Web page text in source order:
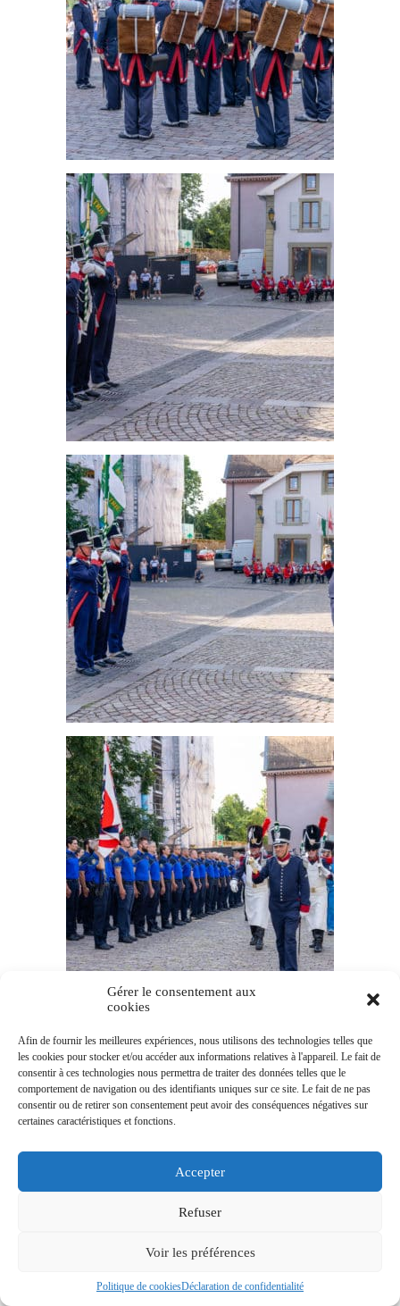
Gérer le consentement aux
cookies
Afin de fournir les meilleures expériences, nous utilisons des technologies telles que
les cookies pour stocker et/ou accéder aux informations relatives à l'appareil. Le fait de
consentir à ces technologies nous permettra de traiter des données telles que le
comportement de navigation ou des identifiants uniques sur ce site. Le fait de ne pas
consentir ou de retirer son consentement peut avoir des conséquences négatives sur
certaines caractéristiques et fonctions.
Accepter
Refuser
Voir les préférences
Politique de cookiesDéclaration de confidentialité